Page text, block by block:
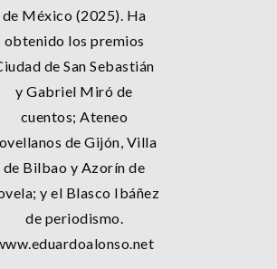
de México (2025). Ha
obtenido los premios
de San Sebastián
y Gabriel Miró de
cuentos; Ateneo
de Gijón, Villa
de Bilbao y Azorín de
y el Blasco Ibáñez
de periodismo.